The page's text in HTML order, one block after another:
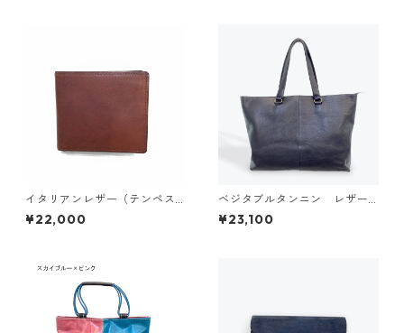
イタリアンレザー（テンペス
ティ社製牛革オイルレザー）
エルバ／札入れ（ブラウン） 1
¥22,000
ベジタブルタンニン レザー
トートバッグ（ブラック） J
4509
¥23,100